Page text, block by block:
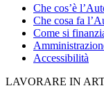
Che cos’è
Che cosa fa
Come si
Accessibilità
LAVORARE IN